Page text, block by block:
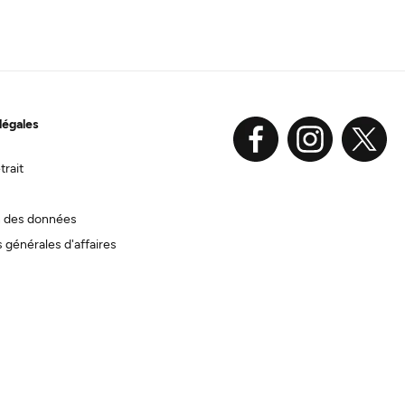
données
générales d'affaires